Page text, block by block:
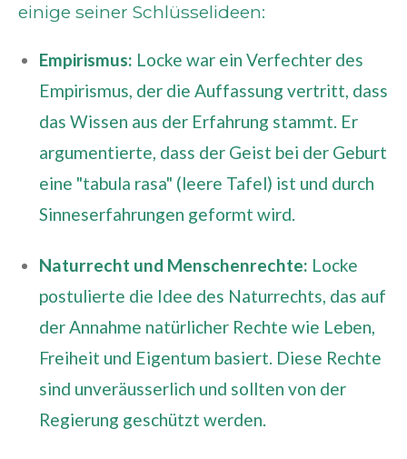
einige seiner Schlüsselideen:
Empirismus: Locke war ein Verfechter des
Empirismus, der die Auffassung vertritt, dass
das Wissen aus der Erfahrung stammt. Er
argumentierte, dass der Geist bei der Geburt
eine "tabula rasa" (leere Tafel) ist und durch
Sinneserfahrungen geformt wird.
Naturrecht und Menschenrechte: Locke
postulierte die Idee des Naturrechts, das auf
der Annahme natürlicher Rechte wie Leben,
Freiheit und Eigentum basiert. Diese Rechte
sind unveräusserlich und sollten von der
Regierung geschützt werden.